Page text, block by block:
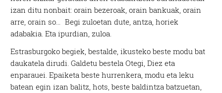
izan ditu nonbait: orain bezeroak, orain bankuak, orain
arre, orain so… Begi zuloetan dute, antza, horiek
adabakia. Eta ipurdian, zuloa.
Estrasburgoko begiek, bestalde, ikusteko beste modu bat
daukatela dirudi. Galdetu bestela Otegi, Diez eta
enparauei. Epaiketa beste hurrenkera, modu eta leku
batean egin izan balitz, hots, beste baldintza batzuetan,